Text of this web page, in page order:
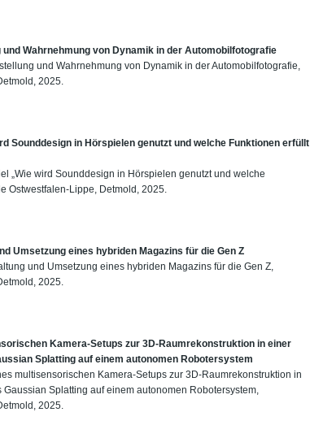
Wahrnehmung von Dynamik in der Automobilfotografie
und Wahrnehmung von Dynamik in der Automobilfotografie,
2025.
Sounddesign in Hörspielen genutzt und welche Funktionen erfüllt
„Wie wird Sounddesign in Hörspielen genutzt und welche
Ostwestfalen-Lippe, Detmold, 2025.
Umsetzung eines hybriden Magazins für die Gen Z
und Umsetzung eines hybriden Magazins für die Gen Z,
2025.
Kamera-Setups zur 3D-Raumrekonstruktion in einer
Splatting auf einem autonomen Robotersystem
multisensorischen Kamera-Setups zur 3D-Raumrekonstruktion in
Splatting auf einem autonomen Robotersystem,
2025.